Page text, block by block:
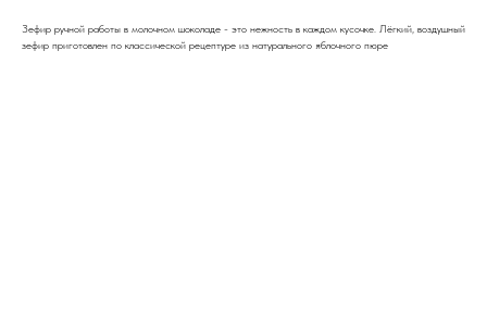
Зефир ручной работы в молочном шоколаде - это нежность в каждом кусочке. Лёгкий, воздушный
зефир приготовлен по классической рецептуре из натурального яблочного пюре